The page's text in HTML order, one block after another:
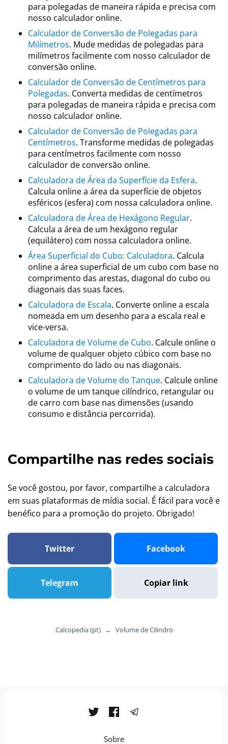
para polegadas de maneira rápida e precisa com
nosso calculador online.
Calculador de Conversão de Polegadas para
Milímetros. Mude medidas de polegadas para
milímetros facilmente com nosso calculador de
conversão online.
Calculador de Conversão de Centímetros para
Polegadas. Converta medidas de centímetros
para polegadas de maneira rápida e precisa com
nosso calculador online.
Calculador de Conversão de Polegadas para
Centímetros. Transforme medidas de polegadas
para centímetros facilmente com nosso
calculador de conversão online.
Calculadora de Área da Superfície da Esfera.
Calcula online a área da superfície de objetos
esféricos (esfera) com nossa calculadora online.
Calculadora de Área de Hexágono Regular.
Calcula a área de um hexágono regular
(equilátero) com nossa calculadora online.
Área Superficial do Cubo: Calculadora. Calcula
online a área superficial de um cubo com base no
comprimento das arestas, diagonal do cubo ou
diagonais das suas faces.
Calculadora de Escala. Converte online a escala
nomeada em um desenho para a escala real e
vice-versa.
Calculadora de Volume de Cubo. Calcule online o
volume de qualquer objeto cúbico com base no
comprimento do lado ou nas diagonais.
Calculadora de Volume do Tanque. Calcule online
o volume de um tanque cilíndrico, retangular ou
de carro com base nas dimensões (usando
consumo e distância percorrida).
Compartilhe nas redes sociais
Se você gostou, por favor, compartilhe a calculadora
em suas plataformas de mídia social. É fácil para você e
benéfico para a promoção do projeto. Obrigado!
Twitter Facebook
Telegram Copiar link
Calcopedia (pt) → Volume de Cilindro
Sobre